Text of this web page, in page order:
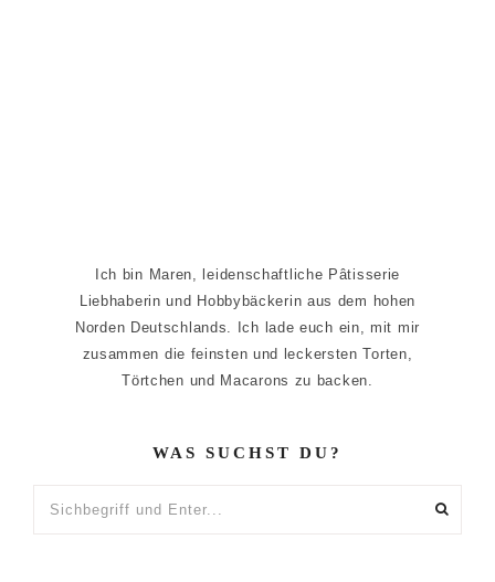
Ich bin Maren, leidenschaftliche Pâtisserie
Liebhaberin und Hobbybäckerin aus dem hohen
Norden Deutschlands. Ich lade euch ein, mit mir
zusammen die feinsten und leckersten Torten,
Törtchen und Macarons zu backen.
WAS SUCHST DU?